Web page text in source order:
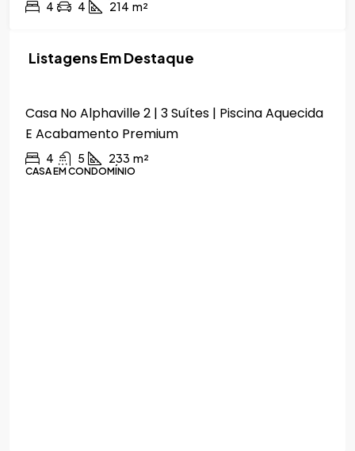
4 4 214 m²
Listagens Em Destaque
R$2.690.000,00
Casa No Alphaville 2 | 3 Suítes | Piscina Aquecida
E Acabamento Premium
4 5 233 m²
CASA EM CONDOMÍNIO